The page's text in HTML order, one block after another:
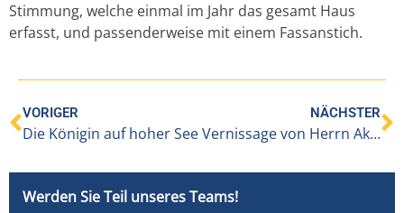
Stimmung, welche einmal im Jahr das gesamt Haus
erfasst, und passenderweise mit einem Fassanstich.
VORIGER
Die Königin auf hoher See
NÄCHSTER
Vernissage von Herrn Akira Nagano
Werden Sie Teil unseres Teams!